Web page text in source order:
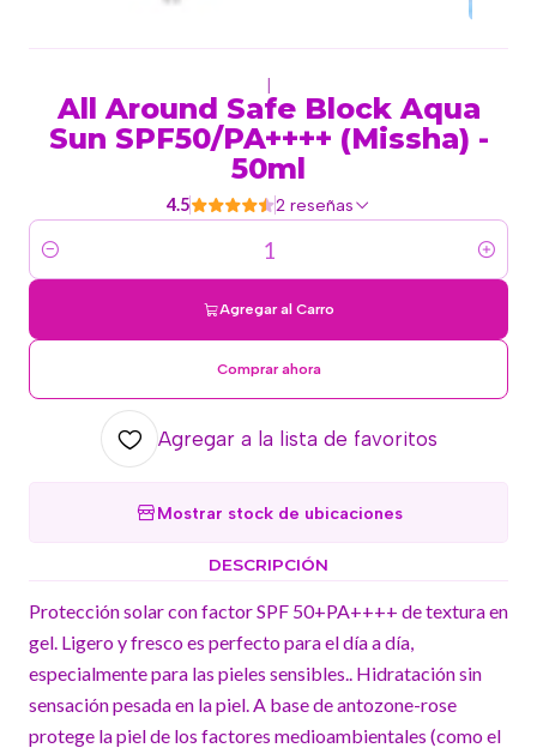
All Around Safe Block Aqua
Sun SPF50/PA++++ (Missha) -
50ml
4.5 2 reseñas
Cantidad
Agregar al Carro
Comprar ahora
Agregar a la lista de favoritos
Mostrar stock de ubicaciones
DESCRIPCIÓN
Protección solar con factor SPF 50+PA++++ de textura en
gel. Ligero y fresco es perfecto para el día a día,
especialmente para las pieles sensibles.. Hidratación sin
sensación pesada en la piel. A base de antozone-rose
protege la piel de los factores medioambientales (como el